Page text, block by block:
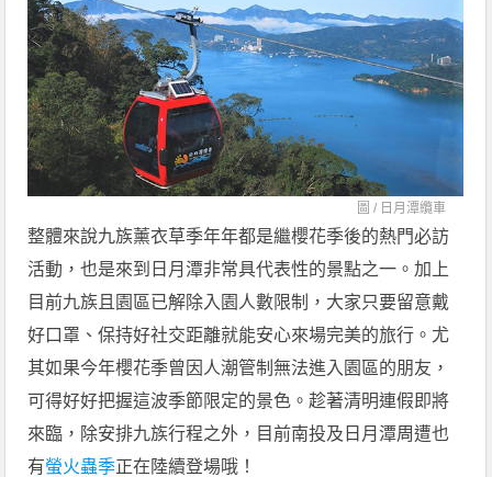
圖 / 日月潭纜車
整體來說九族薰衣草季年年都是繼櫻花季後的熱門必訪
活動，也是來到日月潭非常具代表性的景點之一。加上
目前九族且園區已解除入園人數限制，大家只要留意戴
好口罩、保持好社交距離就能安心來場完美的旅行。尤
其如果今年櫻花季曾因人潮管制無法進入園區的朋友，
可得好好把握這波季節限定的景色。趁著清明連假即將
來臨，除安排九族行程之外，目前南投及日月潭周遭也
有螢火蟲季正在陸續登場哦！